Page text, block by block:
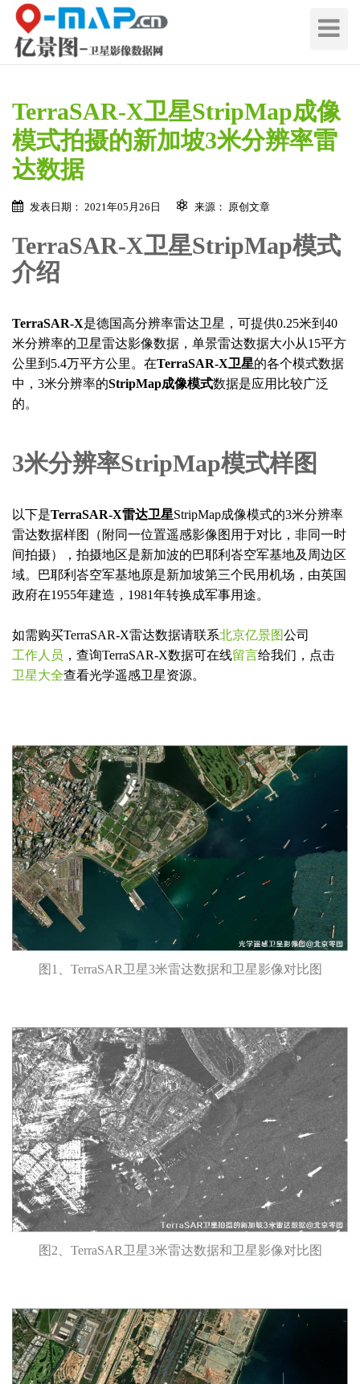
切
导
TerraSAR-X卫星StripMap成像
模式拍摄的新加坡3米分辨率雷
达数据
发表日期： 2021年05月26日 来源： 原创文章
TerraSAR-X卫星StripMap模式
介绍
TerraSAR-X是德国高分辨率雷达卫星，可提供0.25米到40
米分辨率的卫星雷达影像数据，单景雷达数据大小从15平方
公里到5.4万平方公里。在TerraSAR-X卫星的各个模式数据
中，3米分辨率的StripMap成像模式数据是应用比较广泛
的。
3米分辨率StripMap模式样图
以下是TerraSAR-X雷达卫星StripMap成像模式的3米分辨率
雷达数据样图（附同一位置遥感影像图用于对比，非同一时
间拍摄），拍摄地区是新加波的巴耶利峇空军基地及周边区
域。巴耶利峇空军基地原是新加坡第三个民用机场，由英国
政府在1955年建造，1981年转换成军事用途。
如需购买TerraSAR-X雷达数据请联系北京亿景图公司
工作人员 ，查询TerraSAR-X数据可在线留言给我们，点击
卫星大全查看光学遥感卫星资源。
图1、TerraSAR卫星3米雷达数据和卫星影像对比图
图2、TerraSAR卫星3米雷达数据和卫星影像对比图
在线留言 / Quote Online
名
称
地
区
名
称
联
系